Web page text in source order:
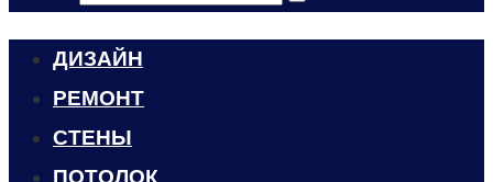
ДИЗАЙН
РЕМОНТ
СТЕНЫ
ПОТОЛОК